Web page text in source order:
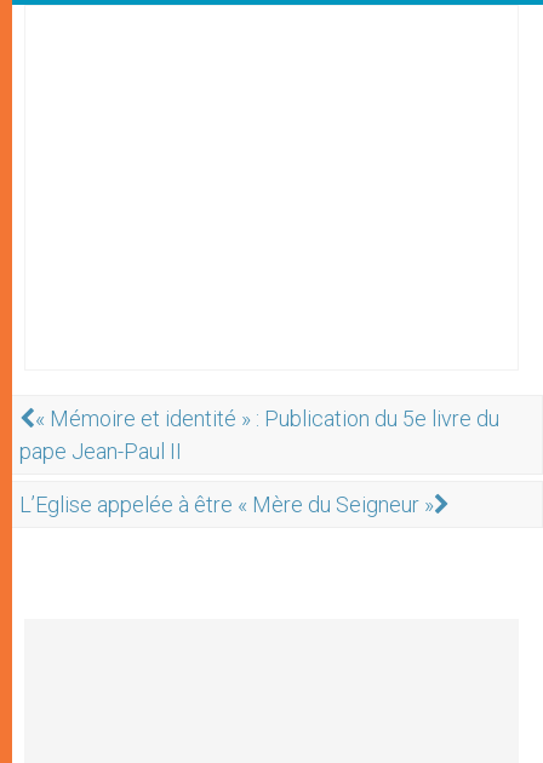
« Mémoire et identité » : Publication du 5e livre du
pape Jean-Paul II
L’Eglise appelée à être « Mère du Seigneur »